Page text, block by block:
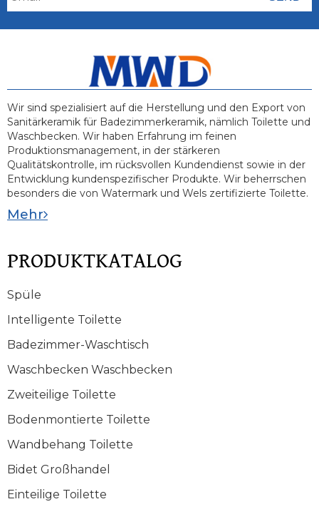
Wir sind spezialisiert auf die Herstellung und den Export von
Sanitärkeramik für Badezimmerkeramik, nämlich Toilette und
Waschbecken. Wir haben Erfahrung im feinen
Produktionsmanagement, in der stärkeren
Qualitätskontrolle, im rücksvollen Kundendienst sowie in der
Entwicklung kundenspezifischer Produkte. Wir beherrschen
besonders die von Watermark und Wels zertifizierte Toilette.
Mehr
PRODUKTKATALOG
Spüle
Intelligente Toilette
Badezimmer-Waschtisch
Waschbecken Waschbecken
Zweiteilige Toilette
Bodenmontierte Toilette
Wandbehang Toilette
Bidet Großhandel
Einteilige Toilette